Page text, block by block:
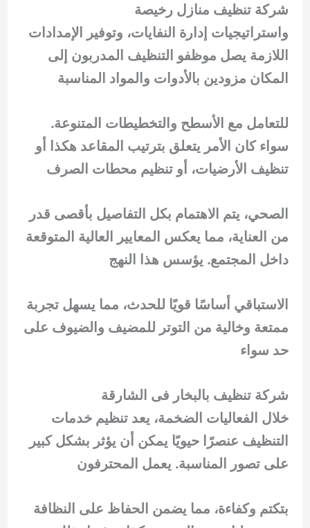
شركة تنظيف منازل رخيصة
واستراتيجيات إدارة النفايات، وتوفير الإمدادات
اللازمة يصل موظفو التنظيف المدربون إلى
المكان مزودين بالأدوات والمواد المناسبة
للتعامل مع الأسطح والتخطيطات المتنوعة.
سواء كان الأمر يتعلق بترتيب المقاعد هكذا أو
تنظيف الأرضيات، أو تنظيم محطات الصرف
الصحي، يتم الاهتمام بكل التفاصيل بأقصى قدر
من العناية، مما يعكس المعايير العالية المتوقعة
داخل المجتمع. يؤسس هذا النهج
الاستباقي أساسًا قويًا للحدث، مما يسهل تجربة
ممتعة وخالية من التوتر للمضيف والضيوف على
حد سواء
شركة تنظيف بالبخار فى الشارقة
خلال الفعاليات الضخمة، يعد تنظيم خدمات
التنظيف عنصرًا حيويًا يمكن أن يؤثر بشكل كبير
على تصور المناسبة. يعمل المحترفون
بتكتم وكفاءة، مما يضمن الحفاظ على النظافة